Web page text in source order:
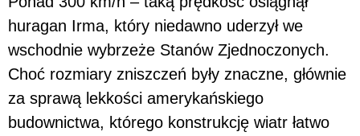
huragan Irma, który niedawno uderzył we
wschodnie wybrzeże Stanów Zjednoczonych.
Choć rozmiary zniszczeń były znaczne, głównie
za sprawą lekkości amerykańskiego
budownictwa, którego konstrukcję wiatr łatwo